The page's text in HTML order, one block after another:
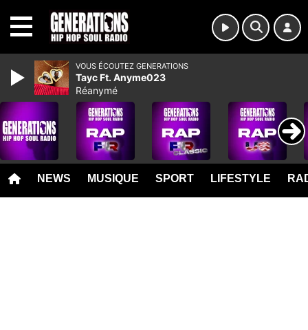
NEWS MUSIQUE SPORT LIFESTYLE
VOUS ÉCOUTEZ GENERATIONS
Tayc Ft. Anyme023
Réanymé